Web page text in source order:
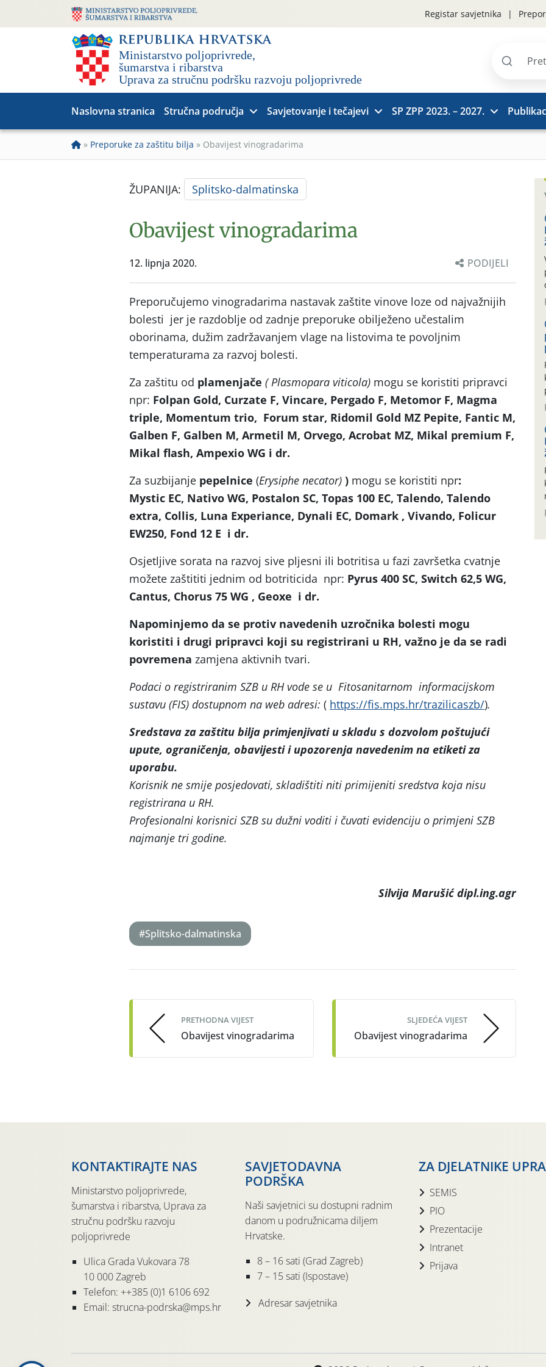
Registar savjetnika
Pretraži
Naslovna stranica Stručna područja Savjetovanje i tečajevi SP ZPP 2023. – 2027.
» Preporuke za zaštitu bilja » Obavijest vinogradarima
ŽUPANIJA: Splitsko-dalmatinska
Obavijest vinogradarima
12. lipnja 2020. PODIJELI
Preporučujemo vinogradarima nastavak zaštite vinove loze od najvažnijih
bolesti jer je razdoblje od zadnje preporuke obilježeno učestalim
oborinama, dužim zadržavanjem vlage na listovima te povoljnim
temperaturama za razvoj bolesti.
Za zaštitu od plamenjače ( Plasmopara viticola) mogu se koristiti pripravci
npr: Folpan Gold, Curzate F, Vincare, Pergado F, Metomor F, Magma
triple, Momentum trio, Forum star, Ridomil Gold MZ Pepite, Fantic M,
Galben F, Galben M, Armetil M, Orvego, Acrobat MZ, Mikal premium F,
Mikal flash, Ampexio WG i dr.
Za suzbijanje pepelnice (Erysiphe necator) ) mogu se koristiti npr:
Mystic EC, Nativo WG, Postalon SC, Topas 100 EC, Talendo, Talendo
extra, Collis, Luna Experiance, Dynali EC, Domark , Vivando, Folicur
EW250, Fond 12 E i dr.
Osjetljive sorata na razvoj sive pljesni ili botritisa u fazi završetka cvatnje
možete zaštititi jednim od botriticida npr: Pyrus 400 SC, Switch 62,5 WG,
Cantus, Chorus 75 WG , Geoxe i dr.
Napominjemo da se protiv navedenih uzročnika bolesti mogu
koristiti i drugi pripravci koji su registrirani u RH, važno je da se radi
povremena zamjena aktivnih tvari.
Podaci o registriranim SZB u RH vode se u Fitosanitarnom informacijskom
sustavu (FIS) dostupnom na web adresi: ( https://fis.mps.hr/trazilicaszb/).
Sredstava za zaštitu bilja primjenjivati u skladu s dozvolom poštujući
upute, ograničenja, obavijesti i upozorenja navedenim na etiketi za
uporabu.
Korisnik ne smije posjedovati, skladištiti niti primijeniti sredstva koja nisu
registrirana u RH.
Profesionalni korisnici SZB su dužni voditi i čuvati evidenciju o primjeni SZB
najmanje tri godine.
Silvija Marušić dipl.ing.agr
#Splitsko-dalmatinska
navigation
PRETHODNA VIJEST
Obavijest vinogradarima
SLJEDEĆA VIJEST
Obavijest vinogradarima
KONTAKTIRAJTE NAS
Ministarstvo poljoprivrede,
šumarstva i ribarstva, Uprava za
stručnu podršku razvoju
poljoprivrede
Ulica Grada Vukovara 78
10 000 Zagreb
Telefon: ++385 (0)1 6106 692
Email: strucna-podrska@mps.hr
SAVJETODAVNA
PODRŠKA
Naši savjetnici su dostupni radnim
danom u podružnicama diljem
Hrvatske.
8 – 16 sati (Grad Zagreb)
7 – 15 sati (Ispostave)
Adresar savjetnika
ZA DJELATNIKE
SEMIS
PIO
Prezentacije
Intranet
Prijava